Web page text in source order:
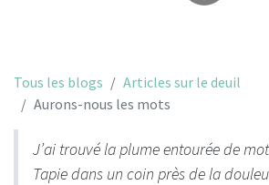
Tous les blogs
Articles sur le deuil
Aurons-nous les mots
J’ai trouvé la plume entourée de
Tapie dans un coin près de la